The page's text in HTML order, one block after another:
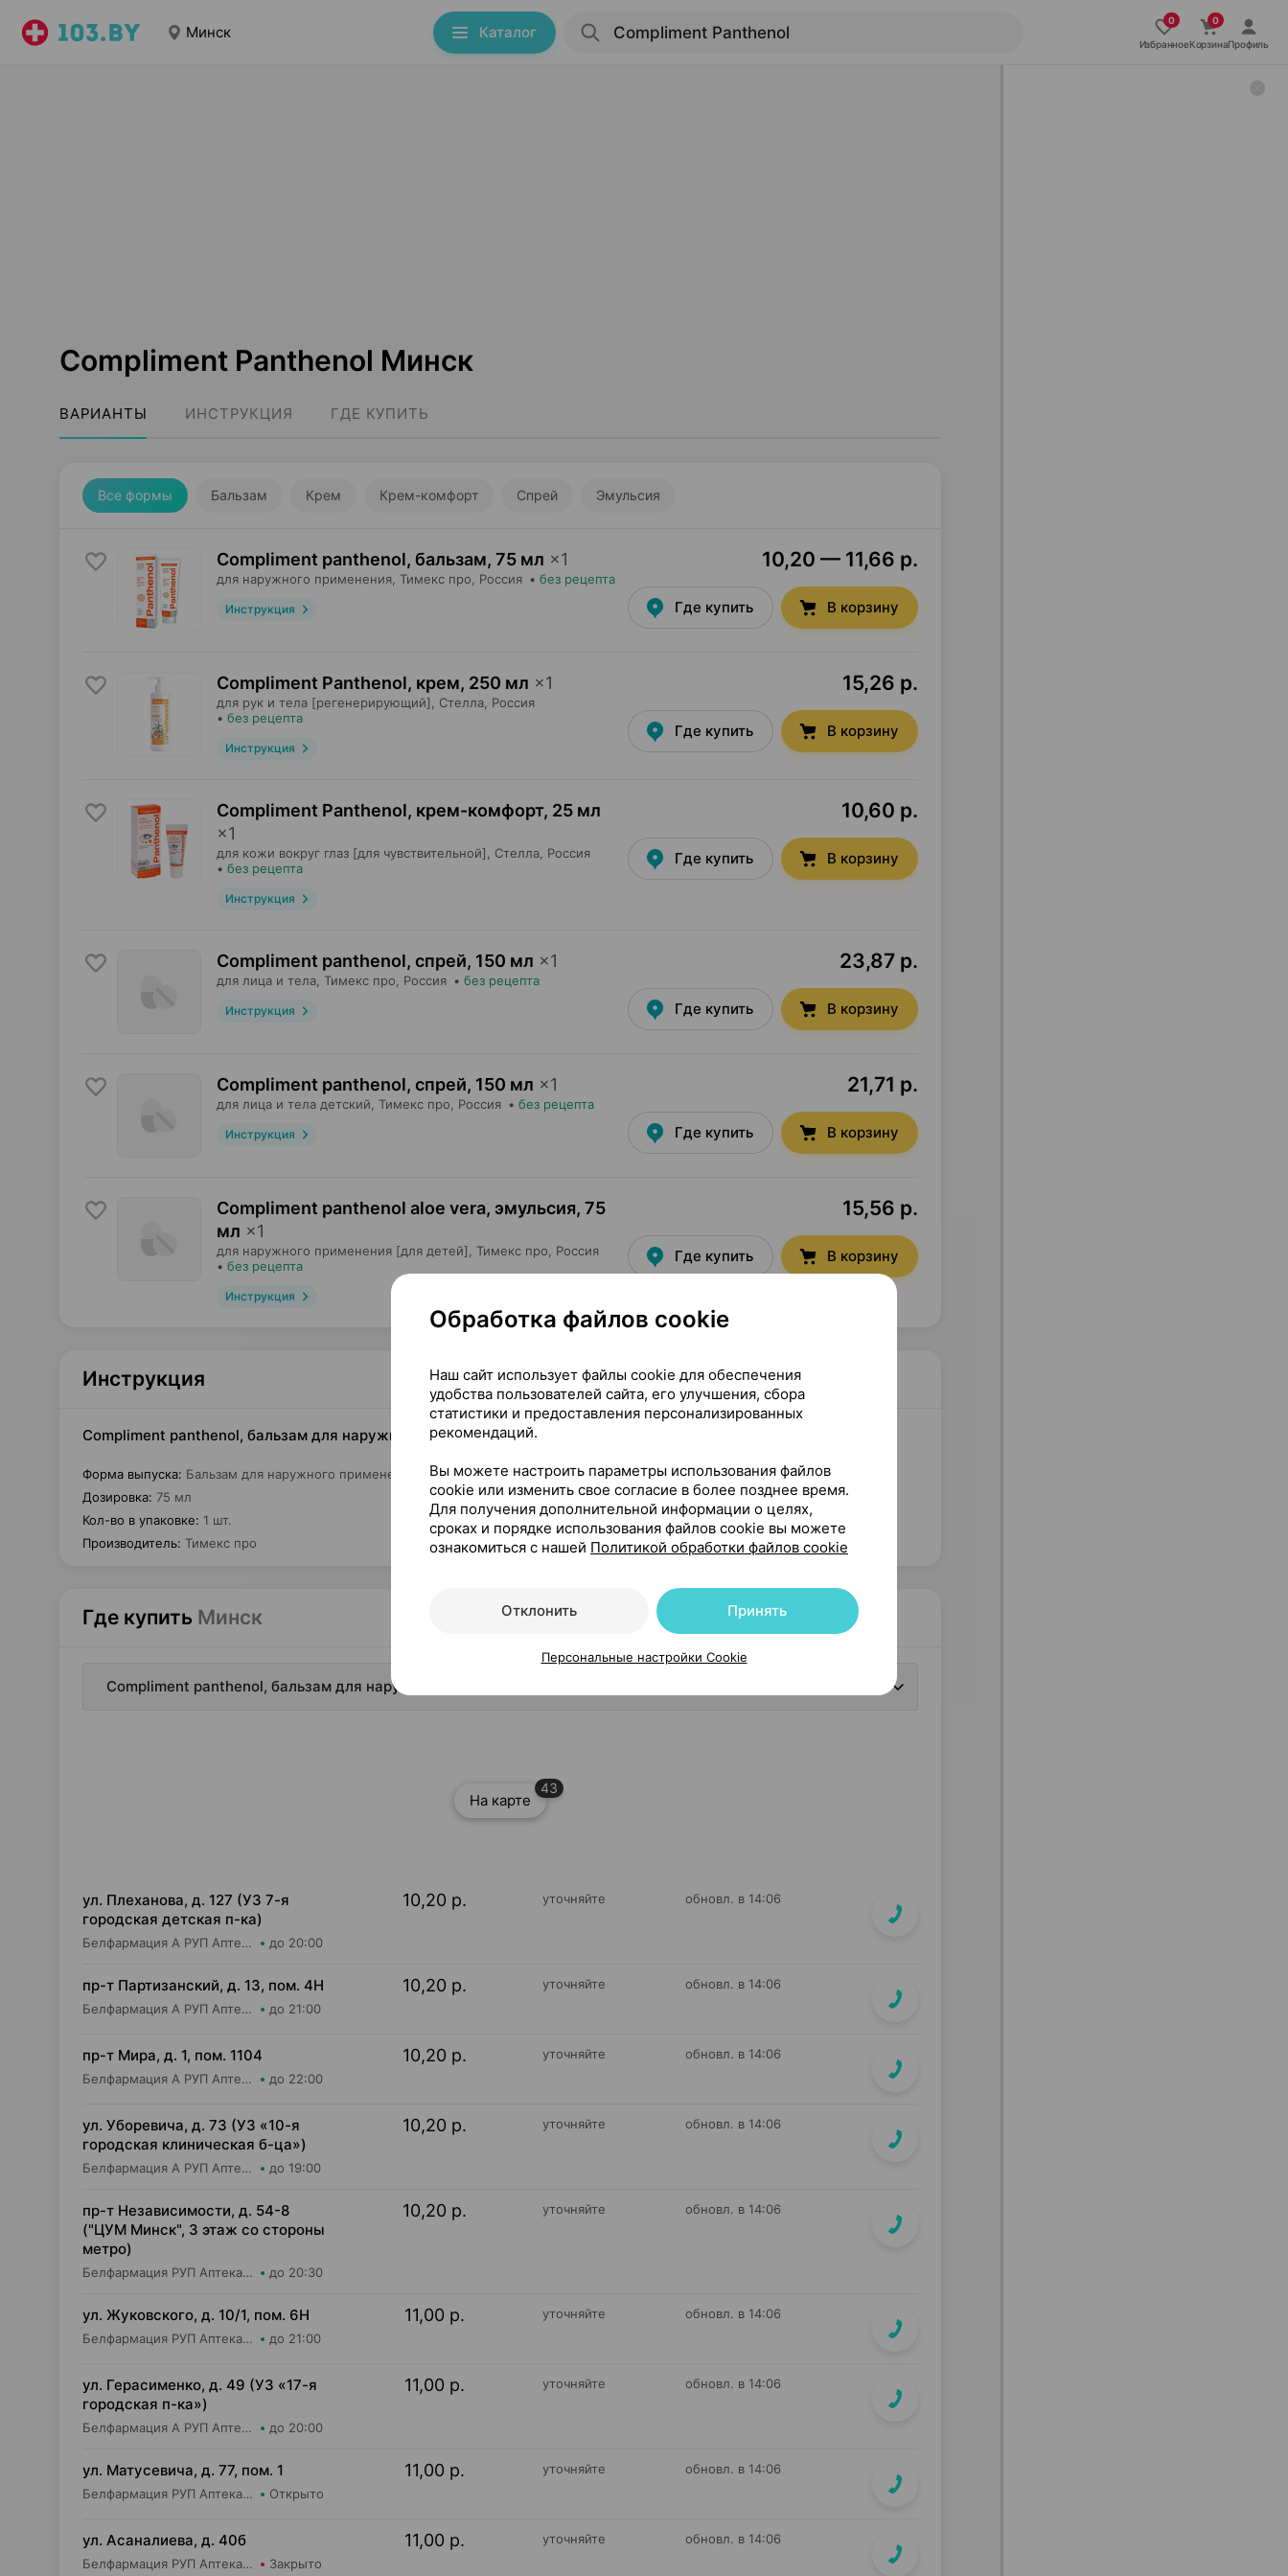
Минск Каталог
ИзбранноеКорзинаПрофиль
Compliment Panthenol Минск
ВАРИАНТЫ ИНСТРУКЦИЯ ГДЕ КУПИТЬ
Все формы Бальзам Крем Крем-комфорт Спрей Эмульсия
Compliment panthenol, бальзам, 75 мл ×1
для наружного применения, Тимекс про , Россия • без рецепта
Инструкция
10,20 — 11,66 р.
Где купить В корзину
Compliment Panthenol, крем, 250 мл ×1
для рук и тела [регенерирующий], Стелла , Россия
• без рецепта
Инструкция
15,26 р.
Где купить В корзину
Compliment Panthenol, крем-комфорт, 25 мл
×1
для кожи вокруг глаз [для чувствительной], Стелла , Россия
• без рецепта
Инструкция
10,60 р.
Где купить В корзину
Compliment panthenol, спрей, 150 мл ×1
для лица и тела, Тимекс про , Россия • без рецепта
Инструкция
23,87 р.
Где купить В корзину
Compliment panthenol, спрей, 150 мл ×1
для лица и тела детский, Тимекс про , Россия • без рецепта
Инструкция
21,71 р.
Где купить В корзину
Compliment panthenol aloe vera, эмульсия, 75
мл ×1
для наружного применения [для детей], Тимекс про , Россия
• без рецепта
Инструкция
15,56 р.
Где купить В корзину
Инструкция
Compliment panthenol, бальзам для наружного применения, 75 мл ×1, Тимекс про Россия
Форма выпуска: Бальзам для наружного применения
Дозировка: 75 мл
Кол-во в упаковке: 1 шт.
Производитель: Тимекс про
Где купить Минск
Compliment panthenol, бальзам для наружного применения, 75 мл ×1, Тимекс про Россия
На карте
43
ул. Плеханова, д. 127 (УЗ 7-я
городская детская п-ка)
Белфармация А РУП Аптека №21 до 20:00
10,20 р. уточняйте обновл. в 14:06
пр-т Партизанский, д. 13, пом. 4Н
Белфармация А РУП Аптека №23 до 21:00
10,20 р. уточняйте обновл. в 14:06
пр-т Мира, д. 1, пом. 1104
Белфармация А РУП Аптека №100 до 22:00
10,20 р. уточняйте обновл. в 14:06
ул. Уборевича, д. 73 (УЗ «10-я
городская клиническая б-ца»)
Белфармация А РУП Аптека №16 до 19:00
10,20 р. уточняйте обновл. в 14:06
пр-т Независимости, д. 54-8
("ЦУМ Минск", 3 этаж со стороны
метро)
Белфармация РУП Аптека №47 до 20:30
10,20 р. уточняйте обновл. в 14:06
ул. Жуковского, д. 10/1, пом. 6Н
Белфармация РУП Аптека №97 до 21:00
11,00 р. уточняйте обновл. в 14:06
ул. Герасименко, д. 49 (УЗ «17-я
городская п-ка»)
Белфармация А РУП Аптека №90 до 20:00
11,00 р. уточняйте обновл. в 14:06
ул. Матусевича, д. 77, пом. 1
Белфармация РУП Аптека №68 (дежурная) Открыто
11,00 р. уточняйте обновл. в 14:06
ул. Асаналиева, д. 40б
Белфармация РУП Аптека №100 Закрыто
11,00 р. уточняйте обновл. в 14:06
Обработка файлов cookie
Наш сайт использует файлы cookie для обеспечения
удобства пользователей сайта, его улучшения, сбора
статистики и предоставления персонализированных
рекомендаций.
Вы можете настроить параметры использования файлов
cookie или изменить свое согласие в более позднее время.
Для получения дополнительной информации о целях,
сроках и порядке использования файлов cookie вы можете
ознакомиться с нашей Политикой обработки файлов cookie
Отклонить Принять
Персональные настройки Cookie